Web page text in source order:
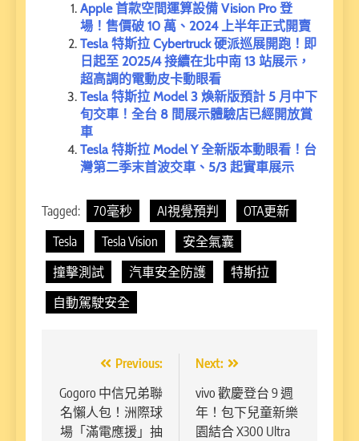
Apple 首款空間運算設備 Vision Pro 登
場！售價破 10 萬、2024 上半年正式開賣
Tesla 特斯拉 Cybertruck 硬派巡展開跑！即
日起至 2025/4 接續在北中南 13 站展示，
超高調的電動皮卡動眼看
Tesla 特斯拉 Model 3 煥新版預計 5 月中下
旬交車！全台 8 間展示體驗店已經開放賞
車
Tesla 特斯拉 Model Y 全新版本動眼看！台
灣第二季末首波交車、5/3 起實車展示
Tagged: 70毫秒 AI視覺預判
OTA更新
Tesla
Tesla Vision
安全氣囊
撞擊測試
汽車安全防護
特斯拉
自動駕駛安全
章
導
Previous:
Gogoro 中信兄弟聯
名懶人包！洲際球
場「滿電應援」抽
Next:
vivo 歡慶登台 9 週
年！包下兒童新樂
園結合 X300 Ultra